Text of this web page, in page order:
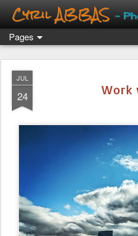
Cyril ABBAS -
Pages
JUL
24 Work